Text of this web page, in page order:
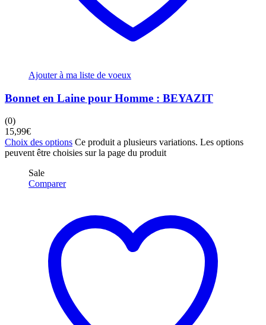
Ajouter à ma liste de voeux
Bonnet en Laine pour Homme : BEYAZIT
(0)
15,99€
Choix des options Ce produit a plusieurs variations. Les options
peuvent être choisies sur la page du produit
Sale
Comparer